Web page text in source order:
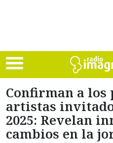
Confirman a
artistas
2025: Revelan
cambios en la